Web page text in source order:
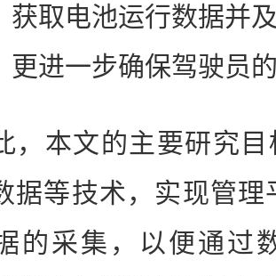
获取电池运行数据并
更进一步确保驾驶员
本文的主要研究目
据等技术，实现管
的采集，以便通过